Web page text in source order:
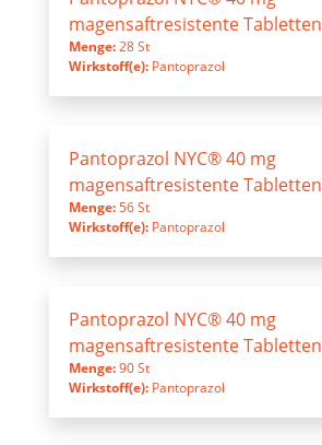
magensaftresistente Tabletten
Menge:28 St
Wirkstoff(e): Pantoprazol
Pantoprazol NYC® 40 mg
magensaftresistente Tabletten
Menge:56 St
Wirkstoff(e): Pantoprazol
Pantoprazol NYC® 40 mg
magensaftresistente Tabletten
Menge:90 St
Wirkstoff(e): Pantoprazol